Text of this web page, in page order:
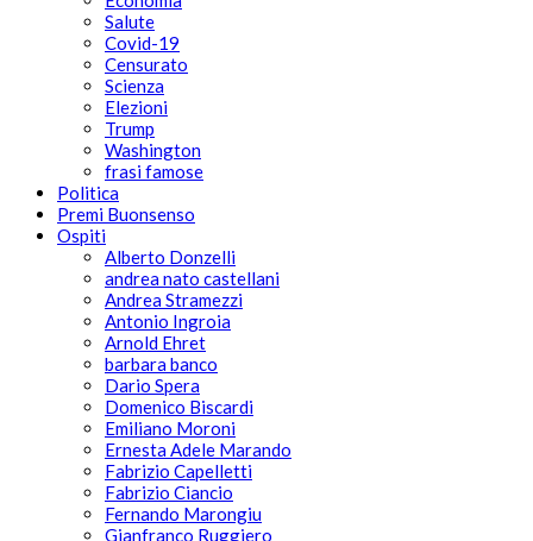
Salute
Covid-19
Censurato
Scienza
Elezioni
Trump
Washington
frasi famose
Politica
Premi Buonsenso
Ospiti
Alberto Donzelli
andrea nato castellani
Andrea Stramezzi
Antonio Ingroia
Arnold Ehret
barbara banco
Dario Spera
Domenico Biscardi
Emiliano Moroni
Ernesta Adele Marando
Fabrizio Capelletti
Fabrizio Ciancio
Fernando Marongiu
Gianfranco Ruggiero